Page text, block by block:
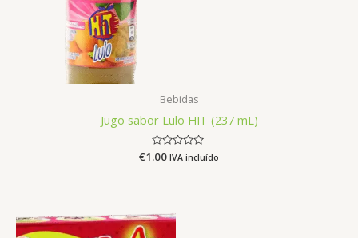
Bebidas
Jugo sabor Lulo HIT (237 mL)
Avaliação
0
€1.00 IVA incluído